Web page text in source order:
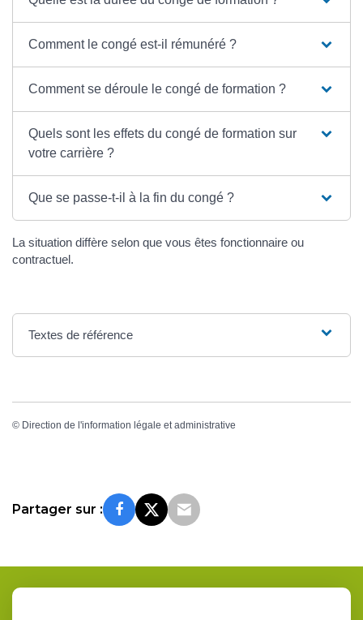
Comment le congé est-il rémunéré ?
Comment se déroule le congé de formation ?
Quels sont les effets du congé de formation sur
votre carrière ?
Que se passe-t-il à la fin du congé ?
La situation diffère selon que vous êtes fonctionnaire ou
contractuel.
Textes de référence
© Direction de l'information légale et administrative
Partager sur :